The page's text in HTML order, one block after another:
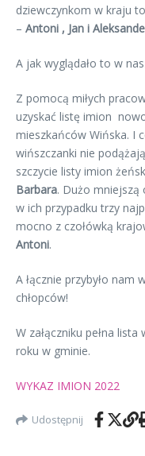
dziewczynkom w kraju to
– Antoni , Jan i
A jak wyglądało to w
Z pomocą miłych
uzyskać listę imion
mieszkańców Wińska. I
wińszczanki nie
szczycie listy imion
Barbara. Dużo mniejszą
w ich przypadku trzy
mocno z czołówką
Antoni.
A łącznie przybyło nam
chłopców!
W załączniku pełna
roku w gminie.
WYKAZ IMION 2022
Udostępnij